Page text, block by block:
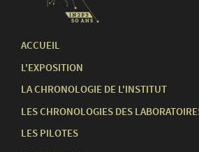
ACCUEIL
L'EXPOSITION
LA CHRONOLOGIE DE L'INSTITUT
LES CHRONOLOGIES DES
LES PILOTES